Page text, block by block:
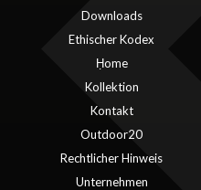
Downloads
Ethischer Kodex
Ḥome
Kollektion
Kontakt
Outdoor20
Rechtlicher Hinweis
Unternehmen